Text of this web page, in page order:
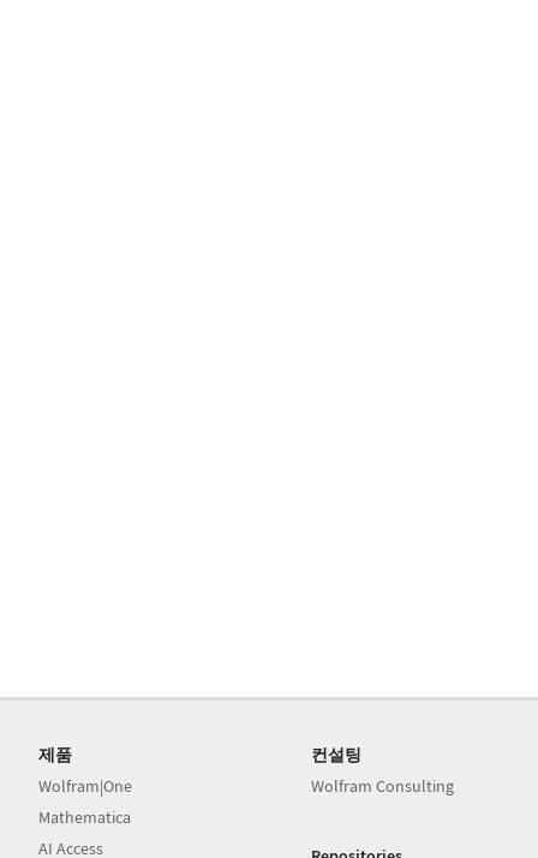
제품
Wolfram|One
Mathematica
AI Access
컨설팅
Wolfram Consulting